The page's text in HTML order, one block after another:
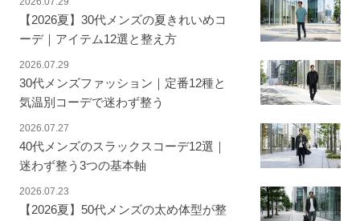
【2026夏】30代メンズの夏きれいめコ
ーデ｜アイテム12選と整え方
2026.07.29
30代メンズファッション｜定番12種と
気温別コーデで迷わず整う
2026.07.27
40代メンズのスラックスコーデ12選｜
迷わず整う3つの基本軸
2026.07.23
【2026夏】50代メンズの太め体型が整